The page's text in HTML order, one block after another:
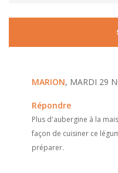
MARION, MARDI 29
Répondre
Plus d'aubergine à la
façon de cuisiner ce
préparer.